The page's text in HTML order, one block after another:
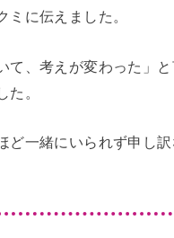
に伝えました。
て、考えが変わった」
。
一緒にいられず申し訳